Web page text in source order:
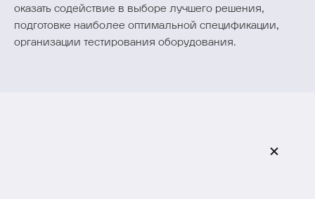
оказать содействие в выборе лучшего решения,
подготовке наиболее оптимальной спецификации,
организации тестирования оборудования.
Заполните форму, и наши специалисты свяжутся с